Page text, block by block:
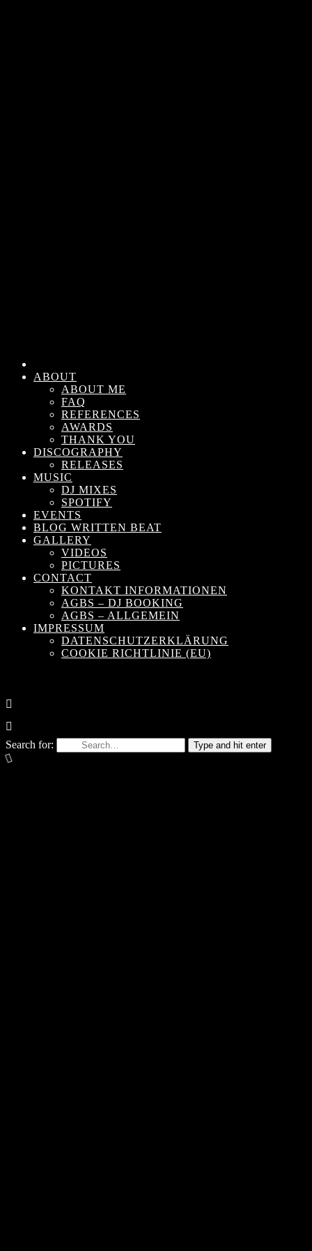
ABOUT
ABOUT ME
FAQ
REFERENCES
AWARDS
THANK YOU
DISCOGRAPHY
RELEASES
MUSIC
DJ MIXES
SPOTIFY
EVENTS
BLOG WRITTEN BEAT
GALLERY
VIDEOS
PICTURES
CONTACT
KONTAKT INFORMATIONEN
AGBS – DJ BOOKING
AGBS – ALLGEMEIN
IMPRESSUM
DATENSCHUTZERKLÄRUNG
COOKIE RICHTLINIE (EU)
Search for: Type and hit enter